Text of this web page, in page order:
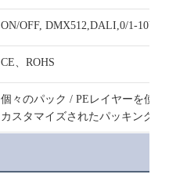
ON/OFF, DMX512,DALI,0/1-10V,
CE、ROHS
個々のパック / PEレイヤーを使
カスタマイズされたパッキング